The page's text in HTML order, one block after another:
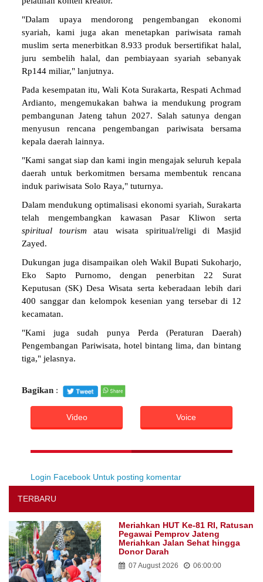
"Dalam upaya mendorong pengembangan ekonomi
syariah, kami juga akan menetapkan pariwisata ramah
muslim serta menerbitkan 8.933 produk bersertifikat halal,
juru sembelih halal, dan pembiayaan syariah sebanyak
Rp144 miliar," lanjutnya.
Pada kesempatan itu, Wali Kota Surakarta, Respati Achmad
Ardianto, mengemukakan bahwa ia mendukung program
pembangunan Jateng tahun 2027. Salah satunya dengan
menyusun rencana pengembangan pariwisata bersama
kepala daerah lainnya.
"Kami sangat siap dan kami ingin mengajak seluruh kepala
daerah untuk berkomitmen bersama membentuk rencana
induk pariwisata Solo Raya," tuturnya.
Dalam mendukung optimalisasi ekonomi syariah, Surakarta
telah mengembangkan kawasan Pasar Kliwon serta
spiritual tourism atau wisata spiritual/religi di Masjid
Zayed.
Dukungan juga disampaikan oleh Wakil Bupati Sukoharjo,
Eko Sapto Purnomo, dengan penerbitan 22 Surat
Keputusan (SK) Desa Wisata serta keberadaan lebih dari
400 sanggar dan kelompok kesenian yang tersebar di 12
kecamatan.
"Kami juga sudah punya Perda (Peraturan Daerah)
Pengembangan Pariwisata, hotel bintang lima, dan bintang
tiga," jelasnya.
Bagikan :
Video Voice
Login Facebook Untuk posting komentar
TERBARU
Meriahkan HUT Ke-81 RI, Ratusan
Pegawai Pemprov Jateng
Meriahkan Jalan Sehat hingga
Donor Darah
07 August 2026 06:00:00